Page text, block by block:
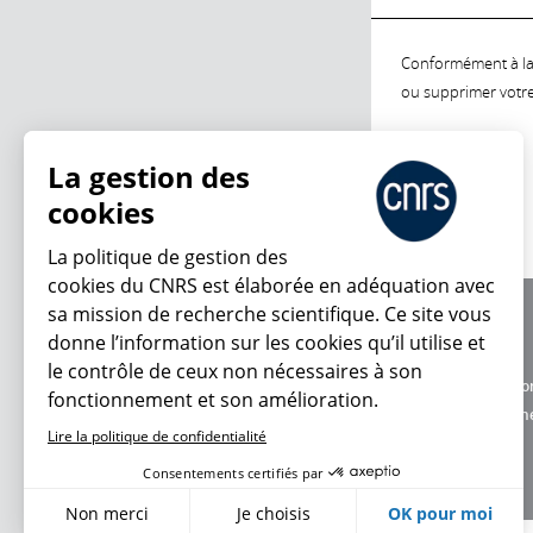
Conformément à
ou supprimer
Charte
Données
La gestion des
cookies
La politique de gestion des
cookies du CNRS est élaborée en adéquation avec
sa mission de recherche scientifique. Ce site vous
donne l’information sur les cookies qu’il utilise et
le contrôle de ceux non nécessaires à son
fonctionnement et son amélioration.
Lire la politique de confidentialité
Consentements certifiés par
Non merci Je choisis OK pour moi